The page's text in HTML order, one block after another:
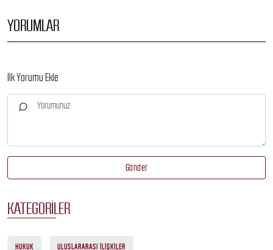
YORUMLAR
İlk Yorumu Ekle
Gönder
KATEGORILER
HUKUK ULUSLARARASI ILIŞKILER